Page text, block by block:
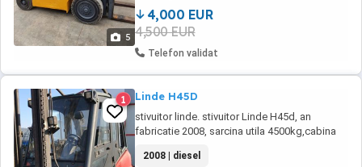
5
4,000 EUR
4,500 EUR
Telefon validat
1 Linde H45D
stivuitor linde. stivuitor Linde H45d, an
fabricatie 2008, sarcina utila 4500kg,cabina
furci si translator noi, motorizare diesel WV
2008 | diesel